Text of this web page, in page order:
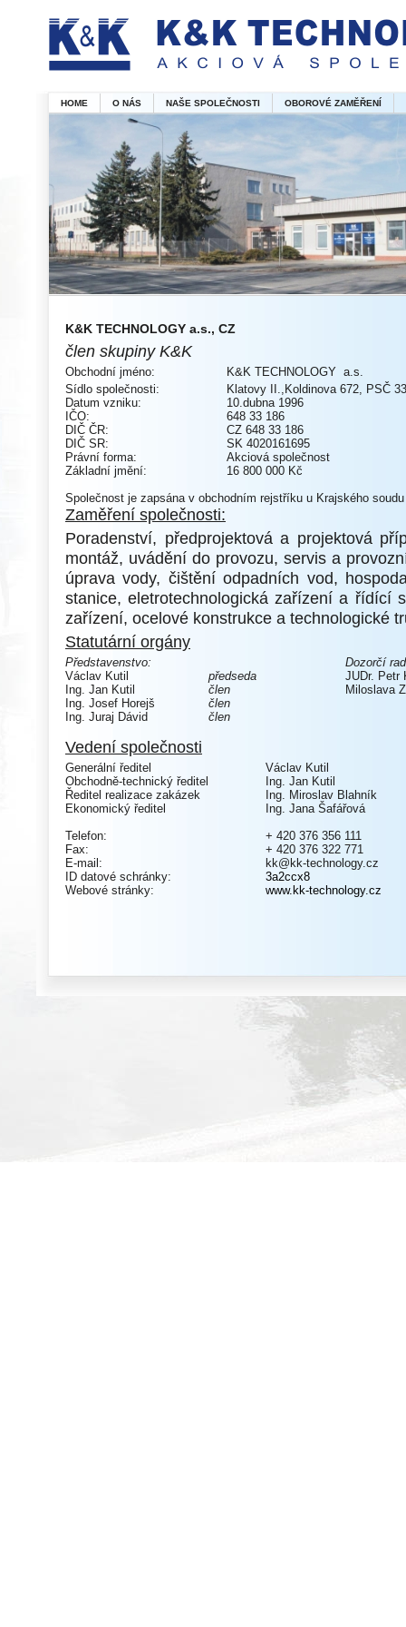
HOME O NÁS NAŠE SPOLEČNOSTI OBOROVÉ ZAMĚŘENÍ
K&K TECHNOLOGY a.s., CZ
člen skupiny K&K
Obchodní jméno:
K&K TECHNOLOGY a.s.
Sídlo společnosti:
Klatovy II.,Koldinova 672, PSČ
Datum vzniku:
10.dubna 1996
IČO:
648 33 186
DIČ ČR:
CZ 648 33 186
DIČ SR:
SK 4020161695
Právní forma:
Akciová společnost
Základní jmění:
16 800 000 Kč
Společnost je zapsána v obchodním rejstříku u Krajského
Zaměření společnosti:
Poradenství, předprojektová a projektová
montáž, uvádění do provozu, servis a
úprava vody, čištění odpadních vod,
stanice, eletrotechnologická zařízení a řídící
zařízení, ocelové konstrukce a technologické
Statutární orgány
Představenstvo:
Dozorčí
Václav Kutil
předseda
JUDr. Petr
Ing. Jan Kutil
člen
Miloslava
Ing. Josef Horejš
člen
Ing. Juraj Dávid
člen
Vedení společnosti
Generální ředitel
Václav Kutil
Obchodně-technický ředitel
Ing. Jan Kutil
Ředitel realizace zakázek
Ing. Miroslav Blahník
Ekonomický ředitel
Ing. Jana Šafářová
Telefon:
+ 420 376 356 111
Fax:
+ 420 376 322 771
E-mail:
kk@kk-technology.cz
ID datové schránky:
3a2ccx8
Webové stránky:
www.kk-technology.cz